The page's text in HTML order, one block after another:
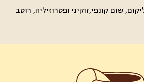
שום קונפי,זוקיני ופטרוזיליה, רוטב